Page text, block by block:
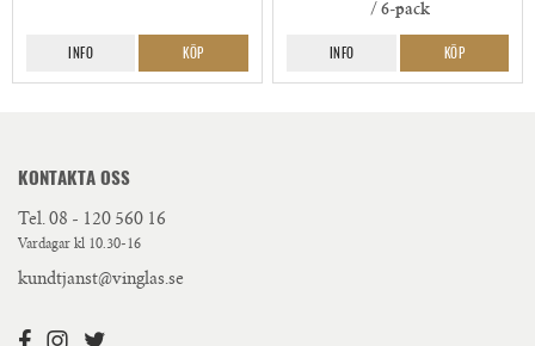
INFO KÖP
/ 6-pack
INFO KÖP
KONTAKTA OSS
Tel. 08 - 120 560 16
Vardagar kl 10.30-16
kundtjanst@vinglas.se